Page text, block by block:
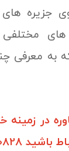
جزیره های
های مختلفی
معرفی
در زمینه
09121030828)